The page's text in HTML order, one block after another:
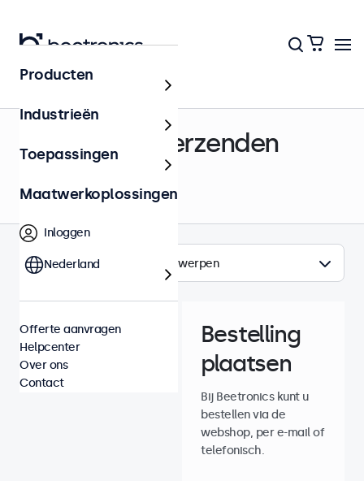
Bestellen & Verzenden
Onderwerpen
Bestelling
plaatsen
Bij Beetronics kunt u
bestellen via de
webshop, per e-mail of
telefonisch.
Producten
Industrieën
Toepassingen
Maatwerkoplossingen
Inloggen
Nederland
Offerte aanvragen
Helpcenter
Over ons
Contact